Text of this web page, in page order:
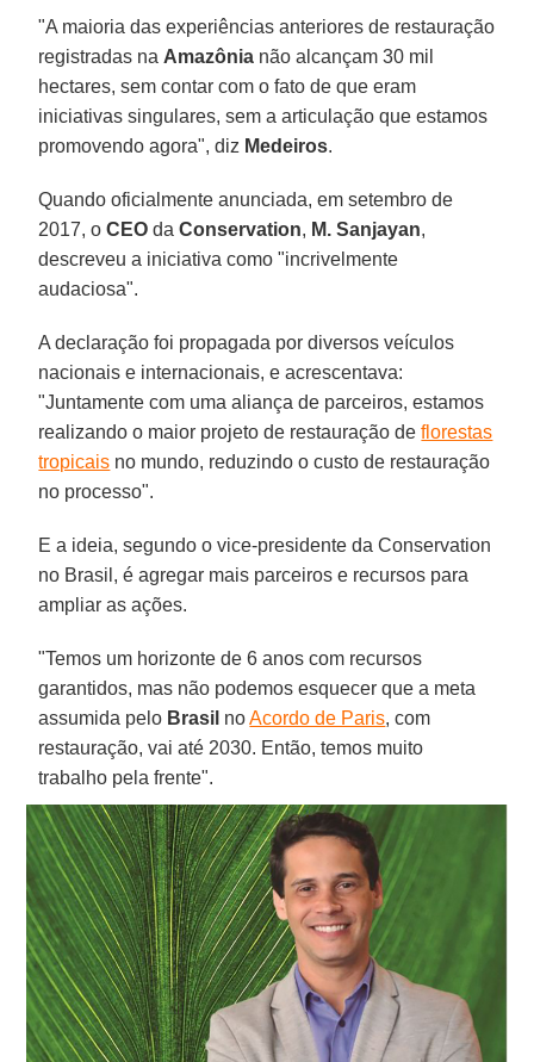
"A maioria das experiências anteriores de restauração
registradas na Amazônia não alcançam 30 mil
hectares, sem contar com o fato de que eram
iniciativas singulares, sem a articulação que estamos
promovendo agora", diz Medeiros.
Quando oficialmente anunciada, em setembro de
2017, oCEO daConservation, M. Sanjayan,
descreveu a iniciativa como "incrivelmente
audaciosa".
A declaração foi propagada por diversos veículos
nacionais e internacionais, e acrescentava:
"Juntamente com uma aliança de parceiros, estamos
realizando o maior projeto de restauração deflorestas
tropicais no mundo, reduzindo o custo de restauração
no processo".
E a ideia, segundo o vice-presidente da Conservation
no Brasil, é agregar mais parceiros e recursos para
ampliar as ações.
"Temos um horizonte de 6 anos com recursos
garantidos, mas não podemos esquecer que a meta
assumida pelo Brasil noAcordo de Paris, com
restauração, vai até 2030. Então, temos muito
trabalho pela frente".